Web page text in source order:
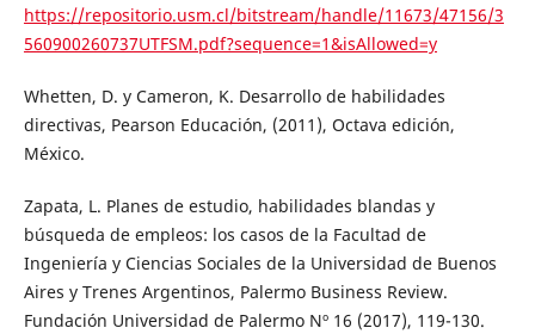
https://repositorio.usm.cl/bitstream/handle/11673/47156/3
560900260737UTFSM.pdf?sequence=1&isAllowed=y
Whetten, D. y Cameron, K. Desarrollo de habilidades
directivas, Pearson Educación, (2011), Octava edición,
México.
Zapata, L. Planes de estudio, habilidades blandas y
búsqueda de empleos: los casos de la Facultad de
Ingeniería y Ciencias Sociales de la Universidad de Buenos
Aires y Trenes Argentinos, Palermo Business Review.
Fundación Universidad de Palermo Nº 16 (2017), 119-130.